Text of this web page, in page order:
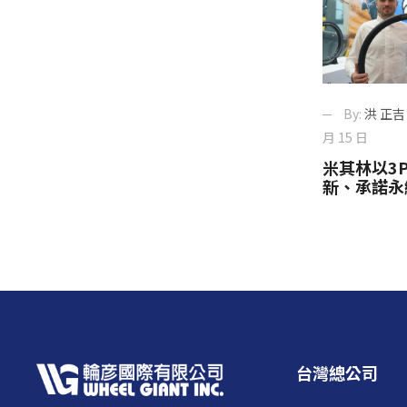
By: 洪 正吉
月 15 日
米其林以
新、承諾
台灣總公司